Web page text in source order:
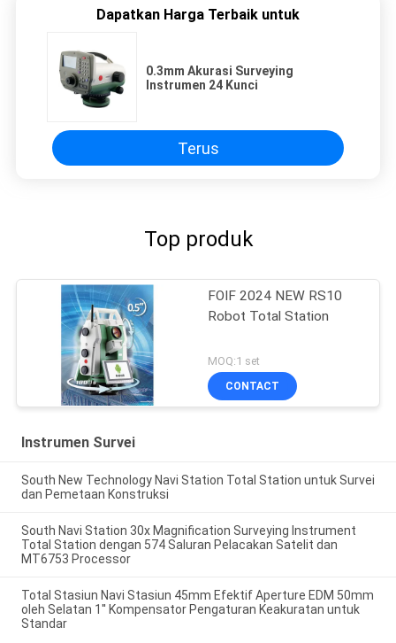
Dapatkan Harga Terbaik untuk
0.3mm Akurasi Surveying
Instrumen 24 Kunci
Terus
Top produk
FOIF 2024 NEW RS10
Robot Total Station
MOQ:1 set
CONTACT
Instrumen Survei
South New Technology Navi Station Total Station untuk Survei
dan Pemetaan Konstruksi
South Navi Station 30x Magnification Surveying Instrument
Total Station dengan 574 Saluran Pelacakan Satelit dan
MT6753 Processor
Total Stasiun Navi Stasiun 45mm Efektif Aperture EDM 50mm
oleh Selatan 1'' Kompensator Pengaturan Keakuratan untuk
Standar